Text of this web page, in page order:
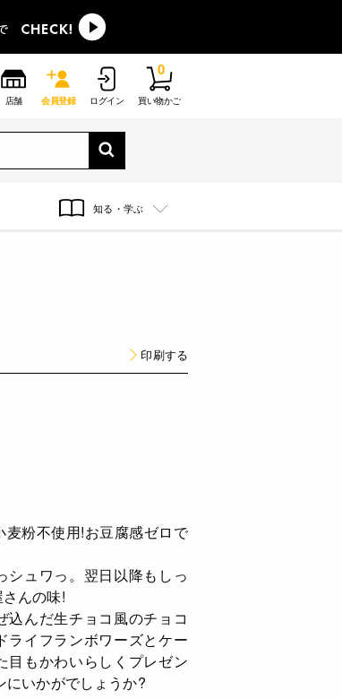
店舗 会員登録 ログイン 買い物かご
0
知る・学ぶ
印刷する
粉不使用!お豆腐感ゼロで
シュワっ。翌日以降もしっ
んの味!
込んだ生チョコ風のチョコ
ライフランボワーズとケー
目もかわいらしくプレゼン
にいかがでしょうか?